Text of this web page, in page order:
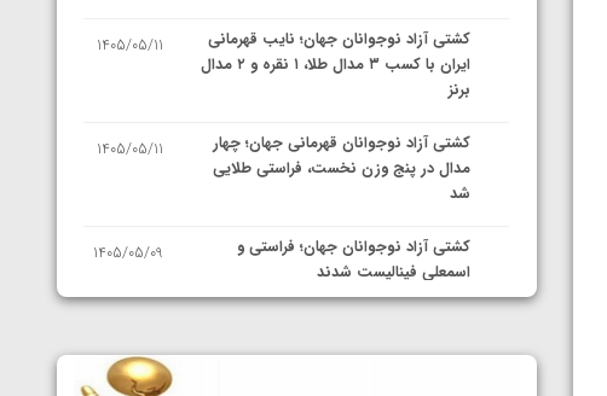
کشتی آزاد نوجوانان جهان؛ نایب قهرمانی
ایران با کسب ۳ مدال طلا، ۱ نقره و ۲ مدال
برنز
1405/05/11
کشتی آزاد نوجوانان قهرمانی جهان؛ چهار
مدال در پنج وزن نخست، فراستی طلایی
شد
1405/05/11
کشتی آزاد نوجوانان جهان؛ فراستی و
اسمعلی فینالیست شدند
1405/05/09
نمایندگان ایران مشخص شدند